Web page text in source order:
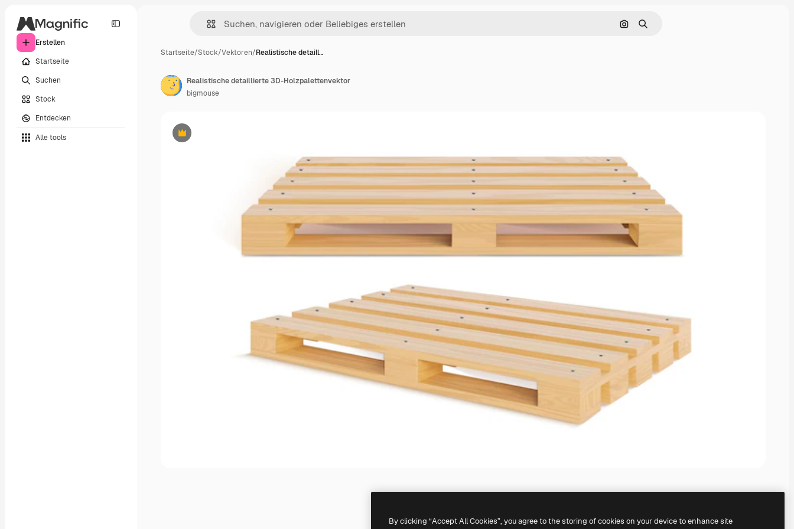
Erstellen
Startseite
Suchen
Stock
Entdecken
Alle tools
Nach Bild suchen
Suchen
Startseite/Stock/Vektoren/Realistische detaill…
Premium
Realistische detaillierte 3D-Holzpalettenvektor
bigmouse
By clicking “Accept All Cookies”, you agree to the storing of cookies on your device to enhance site